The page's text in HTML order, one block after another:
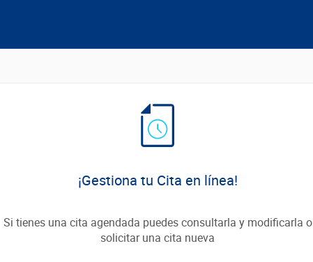
¡Gestiona tu Cita en línea!
Si tienes una cita agendada puedes consultarla y modificarla o
solicitar una cita nueva